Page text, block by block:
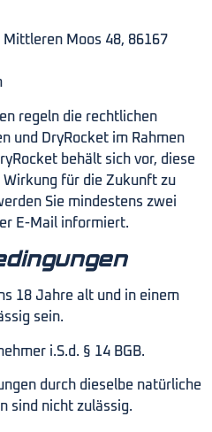
Mittleren Moos 48, 86167
regeln die rechtlichen
und DryRocket im Rahmen
behält sich vor, diese
für die Zukunft zu
Sie mindestens zwei
E-Mail informiert.
18 Jahre alt und in einem
sein.
i.S.d. § 14 BGB.
durch dieselbe natürliche
sind nicht zulässig.